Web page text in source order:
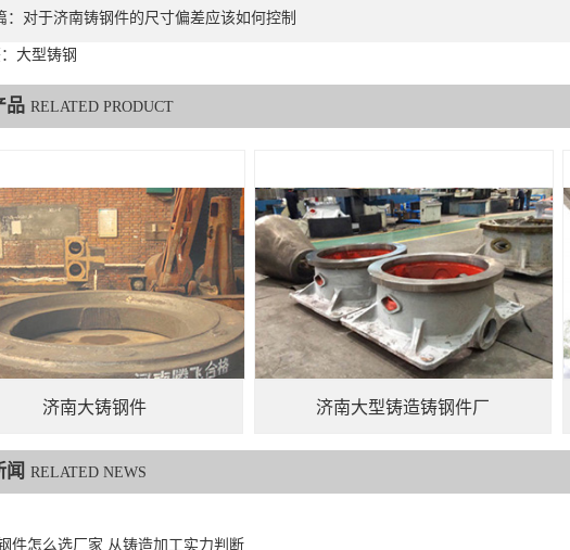
对于济南铸钢件的尺寸偏差应该如何控制
大型铸钢
品 RELATED PRODUCT
济南大铸钢件 济南大型铸造铸钢件厂
闻 RELATED NEWS
件怎么选厂家 从铸造加工实力判断